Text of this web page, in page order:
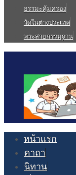
ธรรมะคุ้มครอง
วัดในต่างประเทศ
พระสายกรรมฐาน
หน้าแรก
คาถา
นิทาน